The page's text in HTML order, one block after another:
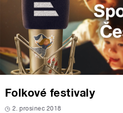
Folkové festivaly
2. prosinec 2018